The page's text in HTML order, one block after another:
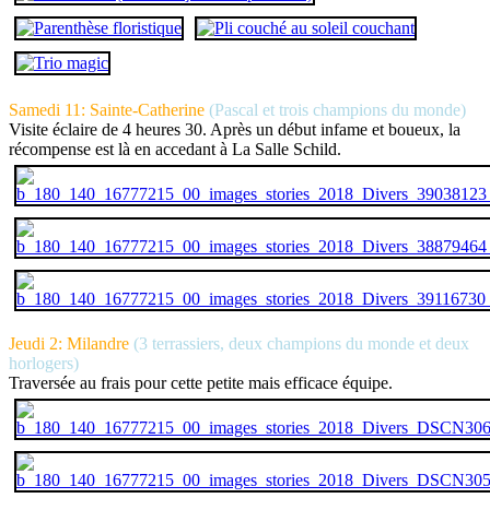
Samedi 11: Sainte-Catherine (Pascal et trois champions du monde)
Visite éclaire de 4 heures 30. Après un début infame et boueux, la
récompense est là en accedant à La Salle Schild.
Jeudi 2: Milandre (3 terrassiers, deux champions du monde et deux
horlogers)
Traversée au frais pour cette petite mais efficace équipe.